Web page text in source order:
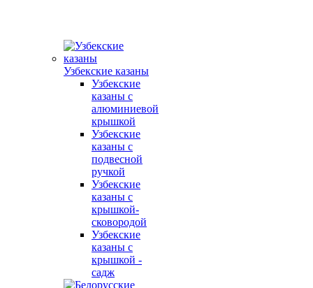
Узбекские казаны
Узбекские
казаны с
алюминиевой
крышкой
Узбекские
казаны с
подвесной
ручкой
Узбекские
казаны с
крышкой-
сковородой
Узбекские
казаны с
крышкой -
садж